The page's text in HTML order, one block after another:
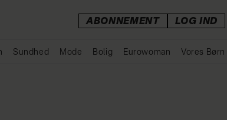
ABONNEMENT LOG IND
Sundhed Mode Bolig Eurowoman Vores Børn